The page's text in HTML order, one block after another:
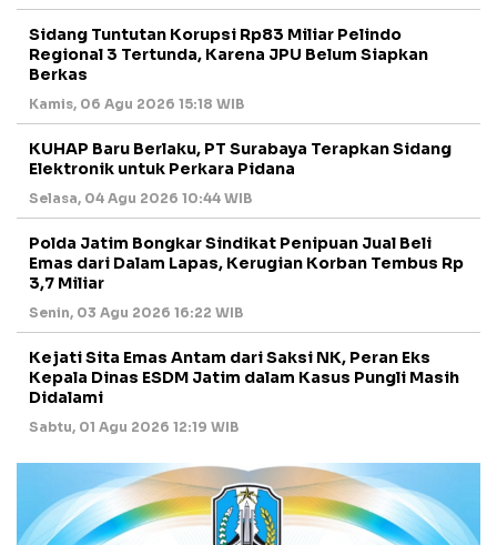
Sidang Tuntutan Korupsi Rp83 Miliar Pelindo
Regional 3 Tertunda, Karena JPU Belum Siapkan
Berkas
Kamis, 06 Agu 2026 15:18 WIB
KUHAP Baru Berlaku, PT Surabaya Terapkan Sidang
Elektronik untuk Perkara Pidana
Selasa, 04 Agu 2026 10:44 WIB
Polda Jatim Bongkar Sindikat Penipuan Jual Beli
Emas dari Dalam Lapas, Kerugian Korban Tembus Rp
3,7 Miliar
Senin, 03 Agu 2026 16:22 WIB
Kejati Sita Emas Antam dari Saksi NK, Peran Eks
Kepala Dinas ESDM Jatim dalam Kasus Pungli Masih
Didalami
Sabtu, 01 Agu 2026 12:19 WIB